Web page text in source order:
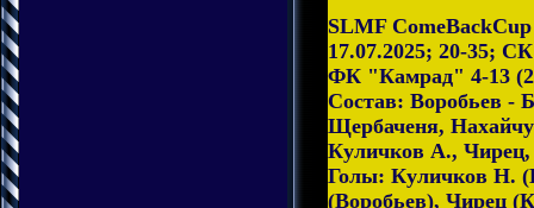
SLMF
17.07.2025; 20-35;
ФК "Камрад" 4-13
Состав: Воробьев -
Щербаченя,
Куличков А.,
Голы: Куличков Н.
(Воробьев), Чирец